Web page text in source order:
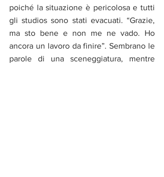
poiché la situazione è pericolosa e tutti
gli studios sono stati evacuati. “Grazie,
ma sto bene e non me ne vado. Ho
ancora un lavoro da finire”. Sembrano le
parole di una sceneggiatura, mentre